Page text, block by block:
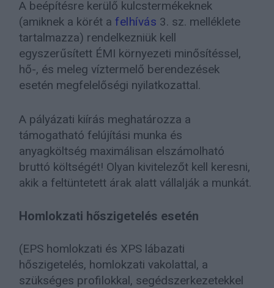
A beépítésre kerülő kulcstermékeknek
(amiknek a körét afelhívás 3. sz. melléklete
tartalmazza) rendelkezniük kell
egyszerűsített ÉMI környezeti minősítéssel,
hő-, és meleg víztermelő berendezések
esetén megfelelőségi nyilatkozattal.
A pályázati kiírás meghatározza a
támogatható felújítási munka és
anyagköltség maximálisan elszámolható
bruttó költségét! Olyan kivitelezőt kell keresni,
akik a feltüntetett árak alatt vállalják a munkát.
Homlokzati hőszigetelés esetén
(EPS homlokzati és XPS lábazati
hőszigetelés, homlokzati vakolattal, a
szükséges profilokkal, segédszerkezetekkel